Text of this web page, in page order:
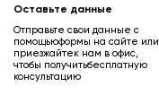
Оставьте данные
Отправьте свои данные с
помощьюформы на сайте или
приезжайтек нам в офис,
чтобы получитьбесплатную
консультацию